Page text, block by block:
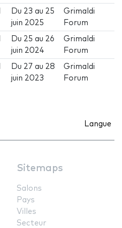
Du 23 au 25
juin 2025
Grimaldi
Forum
Du 25 au 26
juin 2024
Grimaldi
Forum
Du 27 au 28
juin 2023
Grimaldi
Forum
Langue
Sitemaps
Salons
Pays
Villes
Secteur